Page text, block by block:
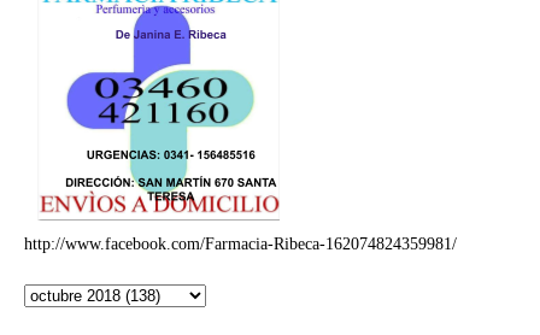
http://www.facebook.com/Farmacia-Ribeca-162074824359981/